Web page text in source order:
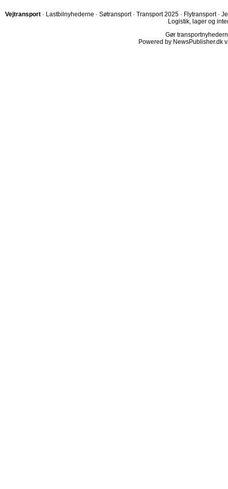
Vejtransport · Lastbilnyhederne · Søtransport · Transport 2025 · Flytransport ·
Logistik, lager og
Gør
Powered by NewsPublisher.dk